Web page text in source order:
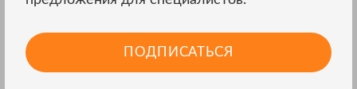
865
Очень хорошее качество изображения благодаря высокому
разрешению: 19 200 точек измерения температуры
ПОДПИСАТЬСЯ